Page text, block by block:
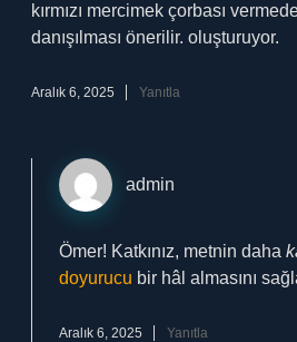
kırmızı mercimek çorbası
danışılması önerilir. oluşturuyor.
Aralık 6, 2025 Yanıtla
admin
Ömer! Katkınız, metnin daha
doyurucu bir hâl almasını
Aralık 6, 2025 Yanıtla